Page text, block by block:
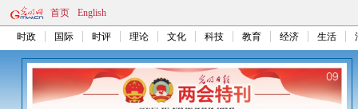
首页 English
时政 国际 时评 理论 文化 科技 教育 经济 生活